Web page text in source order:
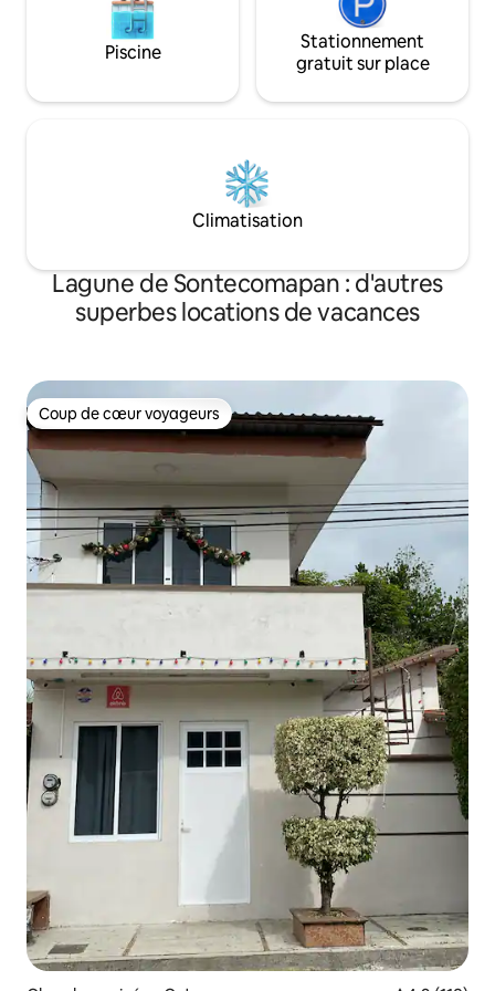
Piscine
Stationnement
gratuit sur place
Climatisation
Lagune de Sontecomapan : d'autres
superbes locations de vacances
Coup de cœur voyageurs
Coup de cœur voyageurs